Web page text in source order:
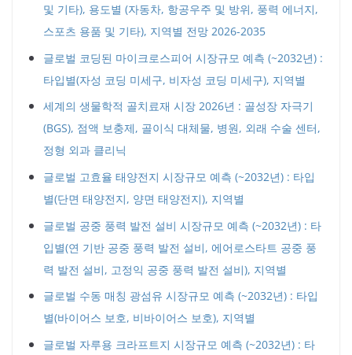
및 기타), 용도별 (자동차, 항공우주 및 방위, 풍력 에너지,
스포츠 용품 및 기타), 지역별 전망 2026-2035
글로벌 코딩된 마이크로스피어 시장규모 예측 (~2032년) :
타입별(자성 코딩 미세구, 비자성 코딩 미세구), 지역별
세계의 생물학적 골치료재 시장 2026년 : 골성장 자극기
(BGS), 점액 보충제, 골이식 대체물, 병원, 외래 수술 센터,
정형 외과 클리닉
글로벌 고효율 태양전지 시장규모 예측 (~2032년) : 타입
별(단면 태양전지, 양면 태양전지), 지역별
글로벌 공중 풍력 발전 설비 시장규모 예측 (~2032년) : 타
입별(연 기반 공중 풍력 발전 설비, 에어로스타트 공중 풍
력 발전 설비, 고정익 공중 풍력 발전 설비), 지역별
글로벌 수동 매칭 광섬유 시장규모 예측 (~2032년) : 타입
별(바이어스 보호, 비바이어스 보호), 지역별
글로벌 자루용 크라프트지 시장규모 예측 (~2032년) : 타